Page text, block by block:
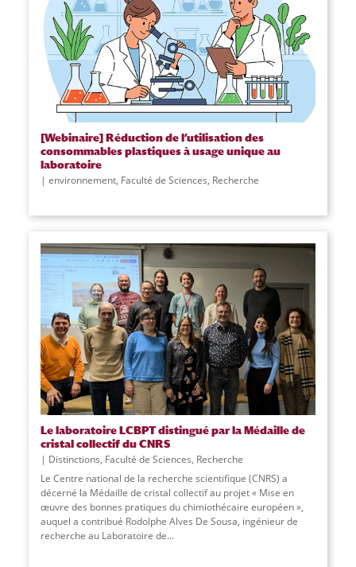
[Webinaire] Réduction de l’utilisation des
consommables plastiques à usage unique au
laboratoire
environnement, Faculté de Sciences, Recherche
Le laboratoire LCBPT distingué par la Médaille de
cristal collectif du CNRS
Distinctions, Faculté de Sciences, Recherche
Le Centre national de la recherche scientifique (CNRS) a
décerné la Médaille de cristal collectif au projet « Mise en
œuvre des bonnes pratiques du chimiothécaire européen »,
auquel a contribué Rodolphe Alves De Sousa, ingénieur de
recherche au Laboratoire de...